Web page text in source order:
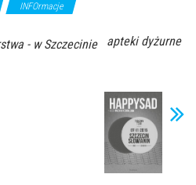
INFOrmacje
- w Szczecinie
apteki dyżurne